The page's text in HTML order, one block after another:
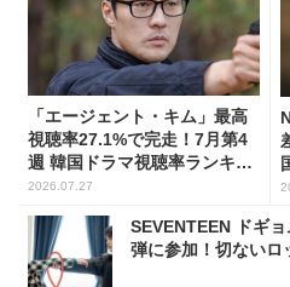
「エージェント・キム」最高
視聴率27.1%で完走！7月第4
週 韓国ドラマ視聴率ランキン
グ
2026.07.27
SEVENTEEN ドギ
弾に参加！切ないロ